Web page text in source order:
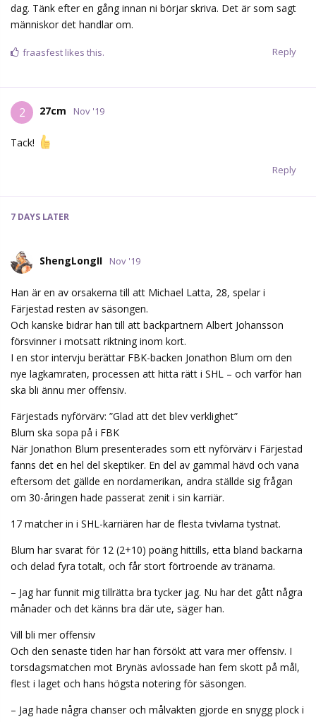
dag. Tänk efter en gång innan ni börjar skriva. Det är som sagt
människor det handlar om.
Reply
fraasfest likes this.
2 27cm Nov '19
Tack!
Reply
7 DAYS LATER
ShengLongII Nov '19
Han är en av orsakerna till att Michael Latta, 28, spelar i
Färjestad resten av säsongen.
Och kanske bidrar han till att backpartnern Albert Johansson
försvinner i motsatt riktning inom kort.
I en stor intervju berättar FBK-backen Jonathon Blum om den
nye lagkamraten, processen att hitta rätt i SHL – och varför han
ska bli ännu mer offensiv.
Färjestads nyförvärv: ”Glad att det blev verklighet”
Blum ska sopa på i FBK
När Jonathon Blum presenterades som ett nyförvärv i Färjestad
fanns det en hel del skeptiker. En del av gammal hävd och vana
eftersom det gällde en nordamerikan, andra ställde sig frågan
om 30-åringen hade passerat zenit i sin karriär.
17 matcher in i SHL-karriären har de flesta tvivlarna tystnat.
Blum har svarat för 12 (2+10) poäng hittills, etta bland backarna
och delad fyra totalt, och får stort förtroende av tränarna.
– Jag har funnit mig tillrätta bra tycker jag. Nu har det gått några
månader och det känns bra där ute, säger han.
Vill bli mer offensiv
Och den senaste tiden har han försökt att vara mer offensiv. I
torsdagsmatchen mot Brynäs avlossade han fem skott på mål,
flest i laget och hans högsta notering för säsongen.
– Jag hade några chanser och målvakten gjorde en snygg plock i